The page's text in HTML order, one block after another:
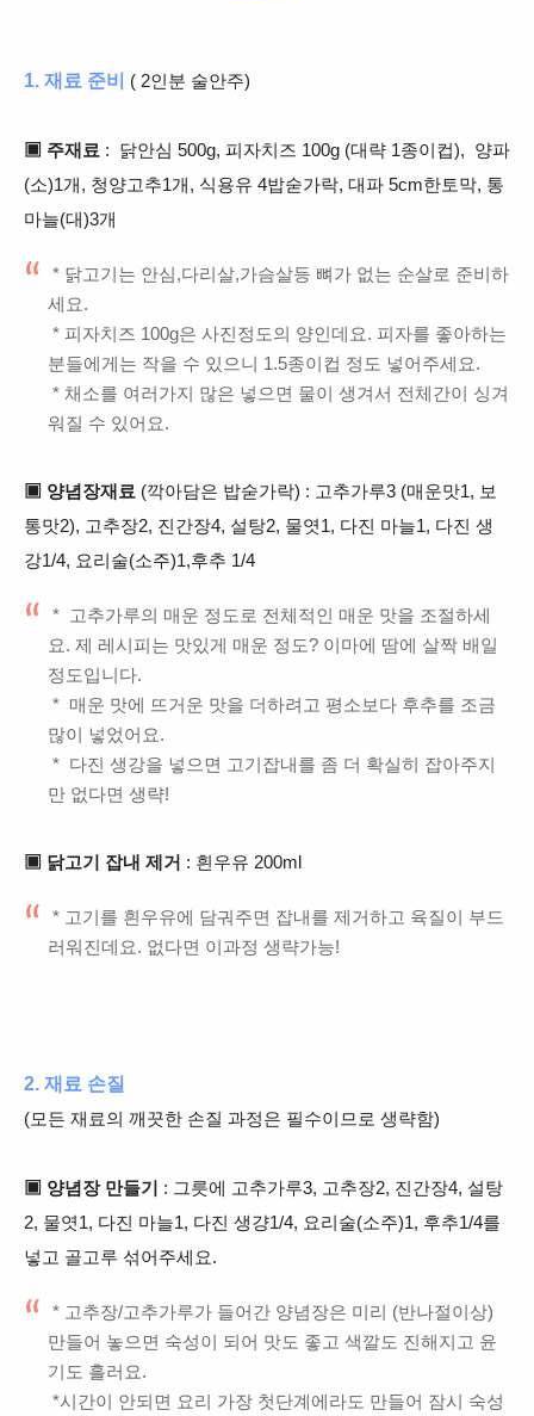
1. 재료 준비 ( 2인분 술안주)
▣ 주재료 : 닭안심 500g, 피자치즈 100g (대략 1종이컵), 양파
(소)1개, 청양고추1개, 식용유 4밥숟가락, 대파 5cm한토막, 통
마늘(대)3개
* 닭고기는 안심,다리살,가슴살등 뼈가 없는 순살로 준비하
세요.
* 피자치즈 100g은 사진정도의 양인데요. 피자를 좋아하는
분들에게는 작을 수 있으니 1.5종이컵 정도 넣어주세요.
* 채소를 여러가지 많은 넣으면 물이 생겨서 전체간이 싱겨
워질 수 있어요.
▣ 양념장재료 (깍아담은 밥숟가락) : 고추가루3 (매운맛1, 보
통맛2), 고추장2, 진간장4, 설탕2, 물엿1, 다진 마늘1, 다진 생
강1/4, 요리술(소주)1,후추 1/4
* 고추가루의 매운 정도로 전체적인 매운 맛을 조절하세
요. 제 레시피는 맛있게 매운 정도? 이마에 땀에 살짝 배일
정도입니다.
* 매운 맛에 뜨거운 맛을 더하려고 평소보다 후추를 조금
많이 넣었어요.
* 다진 생강을 넣으면 고기잡내를 좀 더 확실히 잡아주지
만 없다면 생략!
▣ 닭고기 잡내 제거 : 흰우유 200ml
* 고기를 흰우유에 담궈주면 잡내를 제거하고 육질이 부드
러워진데요. 없다면 이과정 생략가능!
2. 재료 손질
(모든 재료의 깨끗한 손질 과정은 필수이므로 생략함)
▣ 양념장 만들기
: 그릇에 고추가루3, 고추장2, 진간장4, 설탕
2, 물엿1, 다진 마늘1, 다진 생걍1/4, 요리술(소주)1, 후추1/4를
넣고 골고루 섞어주세요.
* 고추장/고추가루가 들어간 양념장은 미리 (반나절이상)
만들어 놓으면 숙성이 되어 맛도 좋고 색깔도 진해지고 윤
기도 흘러요.
*시간이 안되면 요리 가장 첫단계에라도 만들어 잠시 숙성